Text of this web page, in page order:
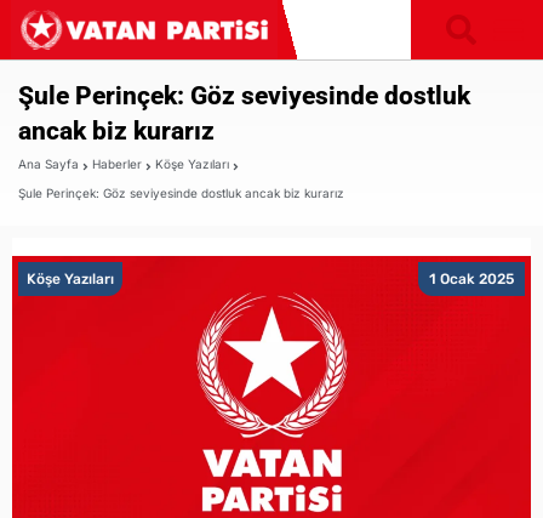
Şule Perinçek: Göz seviyesinde dostluk
ancak biz kurarız
Ana Sayfa Haberler
Köşe Yazıları
Şule Perinçek: Göz seviyesinde dostluk ancak biz kurarız
1 Ocak 2025
Köşe Yazıları